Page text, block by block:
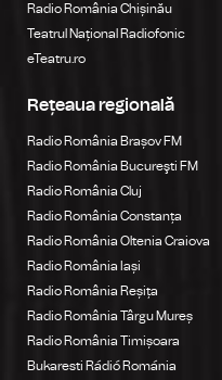
Radio România Chișinău
Teatrul Național Radiofonic
eTeatru.ro
Rețeaua regională
Radio România Brașov FM
Radio România Bucureşti FM
Radio România Cluj
Radio România Constanța
Radio România Oltenia Craiova
Radio România Iași
Radio România Reșița
Radio România Târgu Mureș
Radio România Timișoara
Bukaresti Rádió Románia